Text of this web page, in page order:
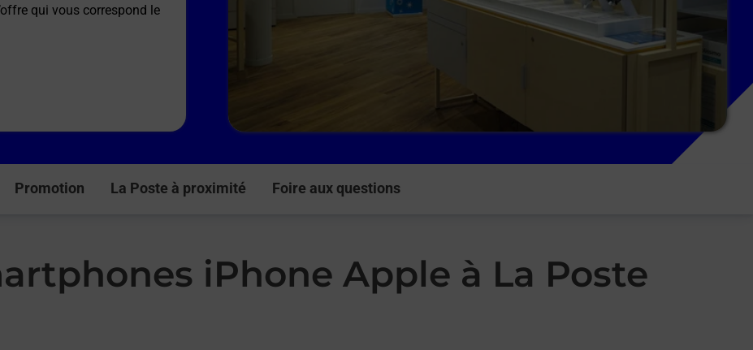
qui vous correspond le
Promotion La Poste à proximité Foire aux questions
iPhone Apple à La Poste